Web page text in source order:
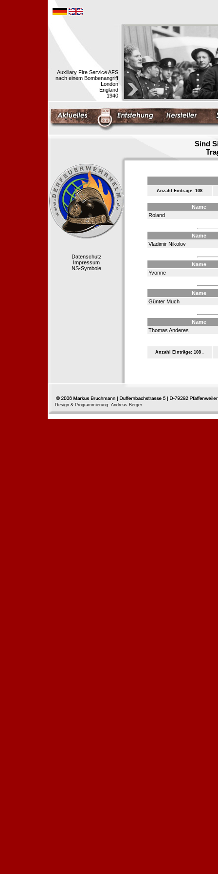
Auxiliary Fire Service AFS
nach einem Bombenangriff
London
England
1940
Sind
Datenschutz
Impressum
NS-Symbole
Anzahl Einträge: 108
Name
Roland
Name
Vladimir Nikolov
Name
Yvonne
Name
Günter Much
Name
Thomas Anderes
Anzahl Einträge: 108 .
Design & Programmierung: Andreas Berger